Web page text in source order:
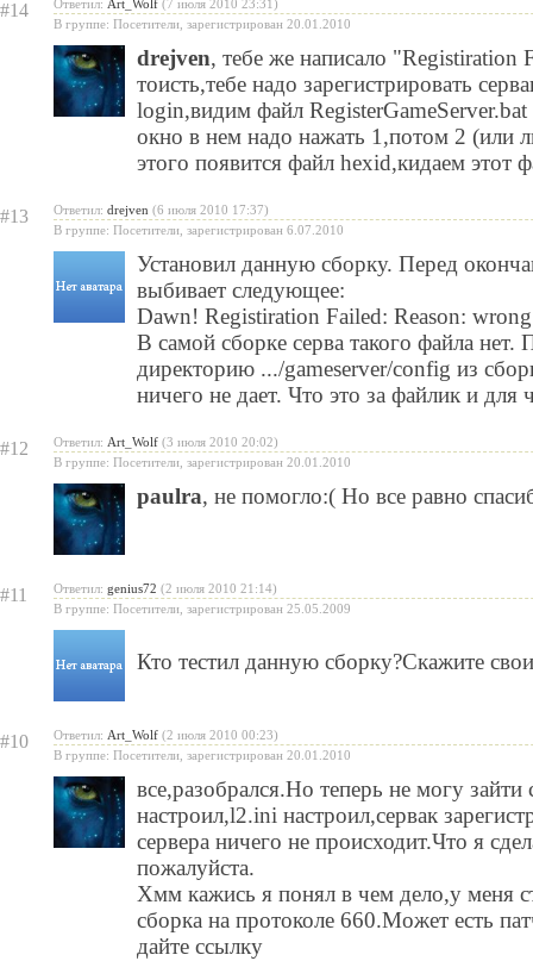
#14 Ответил: Art_Wolf (7 июля 2010 23:31)
В группе: Посетители, зарегистрирован 20.01.2010
drejven, тебе же написало "Registiration
тоисть,тебе надо зарегистрировать
login,видим файл RegisterGameServer.bat
окно в нем надо нажать 1,потом 2
этого появится файл hexid,кидаем этот
#13 Ответил: drejven (6 июля 2010 17:37)
В группе: Посетители, зарегистрирован 6.07.2010
Установил данную сборку. Перед
выбивает следующее:
Dawn! Registiration Failed: Reason:
В самой сборке серва такого файла нет.
директорию .../gameserver/config из
ничего не дает. Что это за файлик и для
#12 Ответил: Art_Wolf (3 июля 2010 20:02)
В группе: Посетители, зарегистрирован 20.01.2010
paulra, не помогло:( Но все равно
#11 Ответил: genius72 (2 июля 2010 21:14)
В группе: Посетители, зарегистрирован 25.05.2009
Кто тестил данную сборку?Скажите
#10 Ответил: Art_Wolf (2 июля 2010 00:23)
В группе: Посетители, зарегистрирован 20.01.2010
все,разобрался.Но теперь не могу зайти
настроил,l2.ini настроил,сервак
сервера ничего не происходит.Что я
пожалуйста.
Хмм кажись я понял в чем дело,у меня
сборка на протоколе 660.Может есть
дайте ссылку